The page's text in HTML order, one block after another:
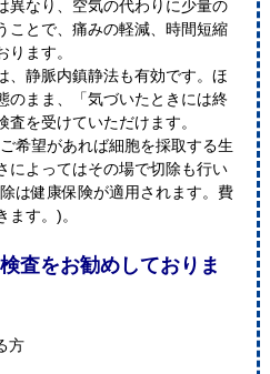
異なり、空気の代わりに少量の
ことで、痛みの軽減、時間短縮
ます。
、静脈内鎮静法も有効です。ほ
のまま、「気づいたときには終
を受けていただけます。
希望があれば細胞を採取する生
によってはその場で切除も行い
は健康保険が適用されます。費
す。)。
査をお勧めしておりま
方